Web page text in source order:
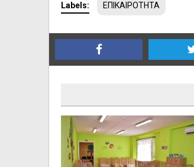
Labels: ΕΠΙΚΑΙΡΟΤΗΤΑ